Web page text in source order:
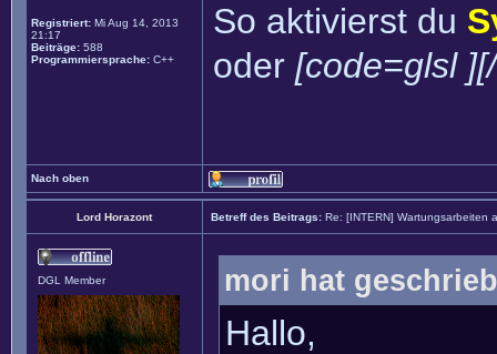
Registriert: Mi Aug 14, 2013
21:17
Beiträge: 588
Programmiersprache: C++
So aktivierst du
oder [code=glsl
Nach oben
Lord Horazont Betreff des Beitrags: Re: [INTERN] Wartungsarbeiten
DGL Member mori hat
Hallo,